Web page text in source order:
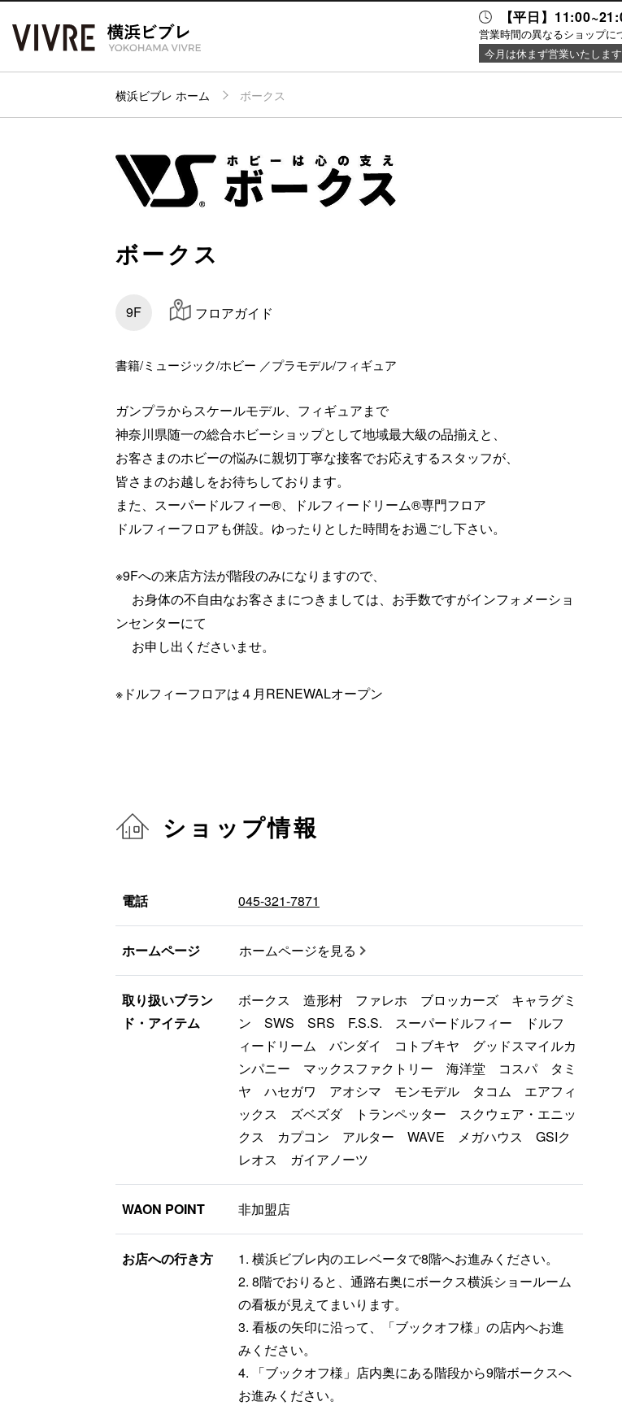
【平日】
営業時間の異なるショップに
今月は休まず営業いたします
パーキング
イベント
横浜ビブレ ホーム ボークス
ボークス
9F フロアガイド
書籍/ミュージック/ホビー ／プラモデル/フィギュア
ガンプラからスケールモデル、フィギュアまで
神奈川県随一の総合ホビーショップとして地域最大級の品揃えと、
お客さまのホビーの悩みに親切丁寧な接客でお応えするスタッフが、
皆さまのお越しをお待ちしております。
また、スーパードルフィー®、ドルフィードリーム®専門フロア
ドルフィーフロアも併設。ゆったりとした時間をお過ごし下さい。
※9Fへの来店方法が階段のみになりますので、
お身体の不自由なお客さまにつきましては、お手数ですがインフォメーショ
ンセンターにて
お申し出くださいませ。
※ドルフィーフロアは４月RENEWALオープン
ショップ情報
電話 045-321-7871
ホームページ ホームページを見る
取り扱いブラン
ド・アイテム
ボークス 造形村 ファレホ ブロッカーズ キャラグミ
ン SWS SRS F.S.S. スーパードルフィー ドルフ
ィードリーム バンダイ コトブキヤ グッドスマイルカ
ンパニー マックスファクトリー 海洋堂 コスパ タミ
ヤ ハセガワ アオシマ モンモデル タコム エアフィ
ックス ズベズダ トランペッター スクウェア・エニッ
クス カプコン アルター WAVE メガハウス GSIク
レオス ガイアノーツ
WAON POINT 非加盟店
お店への行き方
1. 横浜ビブレ内のエレベータで8階へお進みください。
2. 8階でおりると、通路右奥にボークス横浜ショールーム
の看板が見えてまいります。
3. 看板の矢印に沿って、「ブックオフ様」の店内へお進
みください。
4. 「ブックオフ様」店内奥にある階段から9階ボークスへ
お進みください。